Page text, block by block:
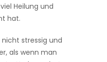
Heilung und
hat.
stressig und
als wenn man